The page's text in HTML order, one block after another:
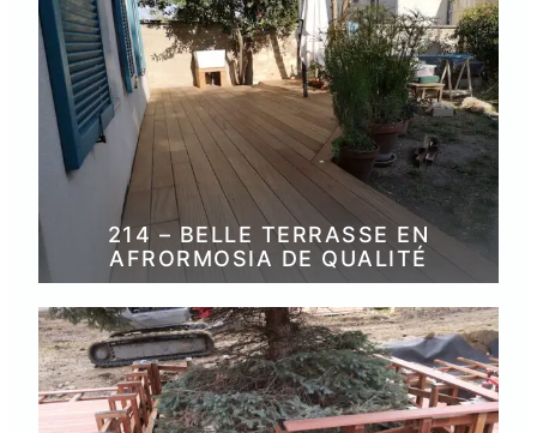
214 – BELLE TERRASSE EN
AFRORMOSIA DE QUALITÉ